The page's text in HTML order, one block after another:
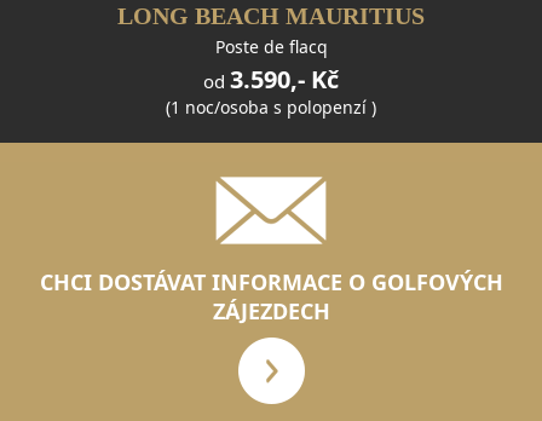
LONG BEACH MAURITIUS
Poste de flacq
od 3.590,- Kč
(1 noc/osoba s polopenzí )
CHCI DOSTÁVAT INFORMACE O GOLFOVÝCH
ZÁJEZDECH